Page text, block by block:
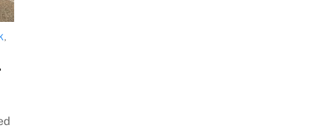
,